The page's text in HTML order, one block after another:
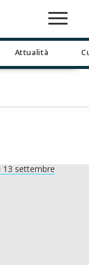
Attualità